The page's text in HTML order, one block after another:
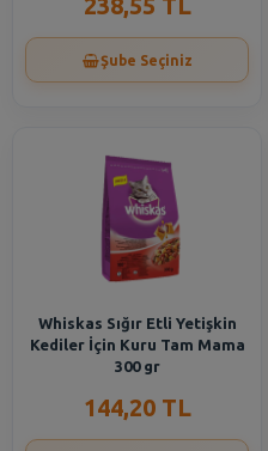
Şube Seçiniz
Whiskas Sığır Etli Yetişkin
Kediler İçin Kuru Tam Mama
300 gr
144,20 TL